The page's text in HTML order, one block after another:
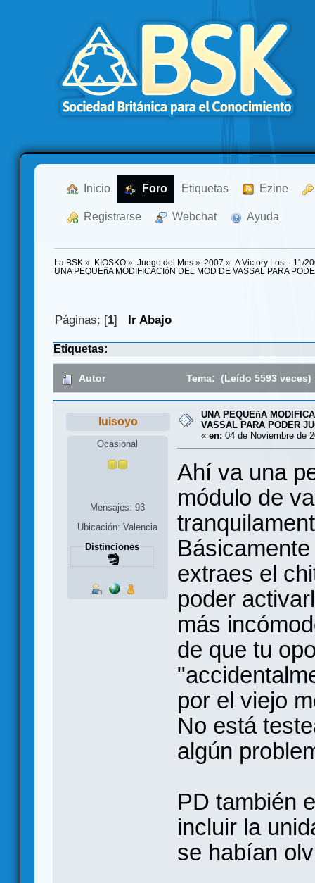
Inicio Foro Etiquetas Ezine
Registrarse Webchat Ayuda
La BSK » KIOSKO» Juego del Mes» 2007 » A Victory Lost - 11/
UNA PEQUEñA MODIFICACIóN DEL MOD DE VASSAL PARA
Páginas: [1] Ir Abajo
Etiquetas:
Autor Tema: (Leído 5593 veces)
luisoyo
Ocasional
Mensajes: 93
Ubicación: Valencia
Distinciones
UNA PEQUEñA
VASSAL PARA PODER
« en: 04 de Noviembre de
Ahí va una
módulo de
extraes el
poder
más
de que tu
por el viejo
No está
algún
PD también
incluir la
se habían